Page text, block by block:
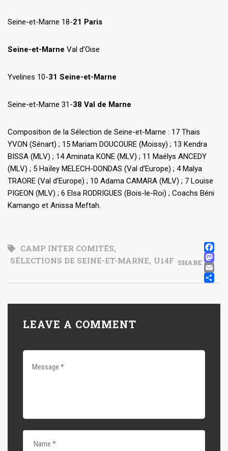
Seine-et-Marne 18-21 Paris
Seine-et-Marne Val d’Oise
Yvelines 10-31 Seine-et-Marne
Seine-et-Marne 31-38 Val de Marne
Composition de la Sélection de Seine-et-Marne : 17 Thais
YVON (Sénart) ; 15 Mariam DOUCOURE (Moissy) ; 13 Kendra
BISSA (MLV) ; 14 Aminata KONE (MLV) ; 11 Maélys ANCEDY
(MLV) ; 5 Haïley MELECH-DONDAS (Val d’Europe) ; 4 Malya
TRAORE (Val d’Europe) ; 10 Adama CAMARA (MLV) ; 7 Louise
PIGEON (MLV) ; 6 Elsa RODRIGUES (Bois-le-Roi) ; Coachs Béni
Kamango et Anissa Meftah.
CAMP INTER COMITÉS,
SÉLECTIONS DE SEINE-ET-MARNE, U14F SHARE
LEAVE A COMMENT